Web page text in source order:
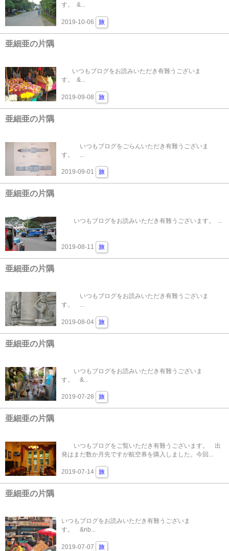
す。 &...
2019-10-06 旅
亜細亜の片隅
いつもブログをお読みいただき有難うございま
す。 &...
2019-09-08 旅
亜細亜の片隅
いつもブログをごらんいただき有難うございま
す。 ...
2019-09-01 旅
亜細亜の片隅
いつもブログをお読みいただき有難うございます。 ...
2019-08-11 旅
亜細亜の片隅
いつもブログをお読みいただき有難うございま
す。 ...
2019-08-04 旅
亜細亜の片隅
いつもブログをお読みいただき有難うございま
す。 &...
2019-07-28 旅
亜細亜の片隅
いつもブログをご覧いただき有難うございます。 出
発はまだ数か月先ですが航空券を購入しました。今回...
2019-07-14 旅
亜細亜の片隅
いつもブログをお読みいただき有難うございま
す。 &nb...
2019-07-07 旅